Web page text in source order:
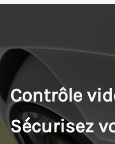
Contrôle
Sécurisez